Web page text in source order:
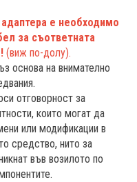
е необходимо
за съответната
(виж по-долу).
основа на внимателно
отговорност за
които могат да
или модификации в
средство, нито за
във возилото по